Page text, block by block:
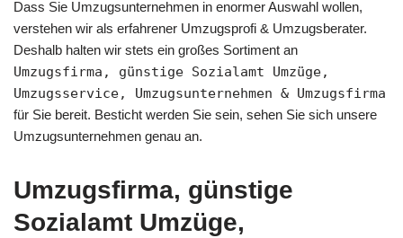
Dass Sie Umzugsunternehmen in enormer Auswahl wollen,
verstehen wir als erfahrener Umzugsprofi & Umzugsberater.
Deshalb halten wir stets ein großes Sortiment an
Umzugsfirma, günstige Sozialamt Umzüge,
Umzugsservice, Umzugsunternehmen & Umzugsfirma
für Sie bereit. Besticht werden Sie sein, sehen Sie sich unsere
Umzugsunternehmen genau an.
Umzugsfirma, günstige
Sozialamt Umzüge,